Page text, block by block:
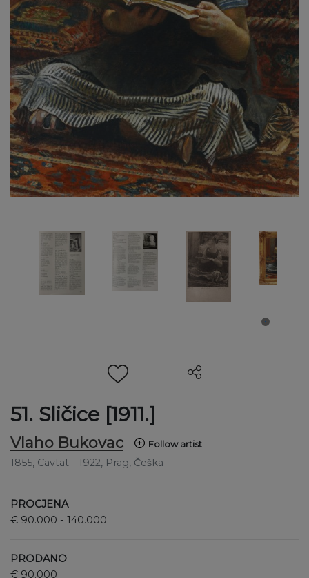
51. Sličice [1911.]
Vlaho Bukovac Follow artist
1855, Cavtat - 1922, Prag, Češka
PROCJENA
€ 90.000 - 140.000
PRODANO
€ 90.000